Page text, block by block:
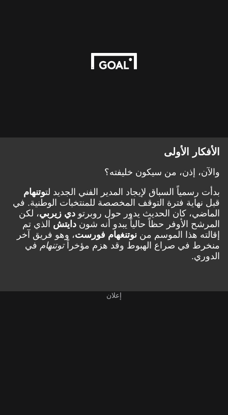
الأفكار الأولى
والآن، إذن، من سيكون خليفته؟
بدأت رسمياً السباق لإيجاد المدير الفني الجديد لتوتنهام
قبل نهاية فترة التوقف المخصصة للمنتخبات الوطنية. في
الماضي، كان الحديث يدور حول روبرتو دي زيربي، لكن
المرشح الأوفر حظاً حالياً يبدو أنه شون دايتش الذي تم
إقالته هذا الموسم من نوتنغهام فورست، وهو فريق آخر
منخرط في صراع الهبوط وقد هزم مؤخراًتوتنهام في
الدوري.